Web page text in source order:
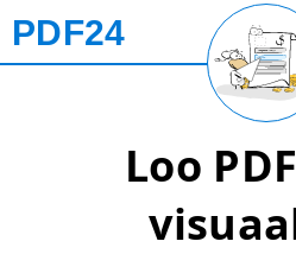
PDF24
Loo